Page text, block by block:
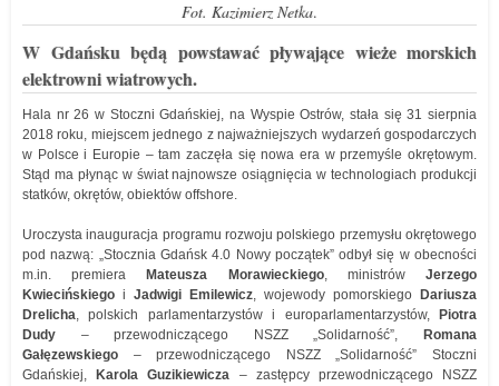
Fot. Kazimierz Netka.
W Gdańsku będą powstawać pływające wieże morskich
elektrowni wiatrowych.
Hala nr 26 w Stoczni Gdańskiej, na Wyspie Ostrów, stała się 31 sierpnia
2018 roku, miejscem jednego z najważniejszych wydarzeń gospodarczych
w Polsce i Europie – tam zaczęła się nowa era w przemyśle okrętowym.
Stąd ma płynąc w świat najnowsze osiągnięcia w technologiach produkcji
statków, okrętów, obiektów offshore.
Uroczysta inauguracja programu rozwoju polskiego przemysłu okrętowego
pod nazwą: „Stocznia Gdańsk 4.0 Nowy początek” odbył się w obecności
m.in. premiera
Mateusza Morawieckiego, ministrówJerzego
Kwiecińskiego i Jadwigi Emilewicz, wojewody pomorskiego
Dariusza
Drelicha, polskich parlamentarzystów i europarlamentarzystów,
Piotra
Dudy – przewodniczącego NSZZ „Solidarność”,
Romana
Gałęzewskiego – przewodniczącego NSZZ „Solidarność” Stoczni
Gdańskiej,
Karola Guzikiewicza – zastępcy przewodniczącego NSZZ